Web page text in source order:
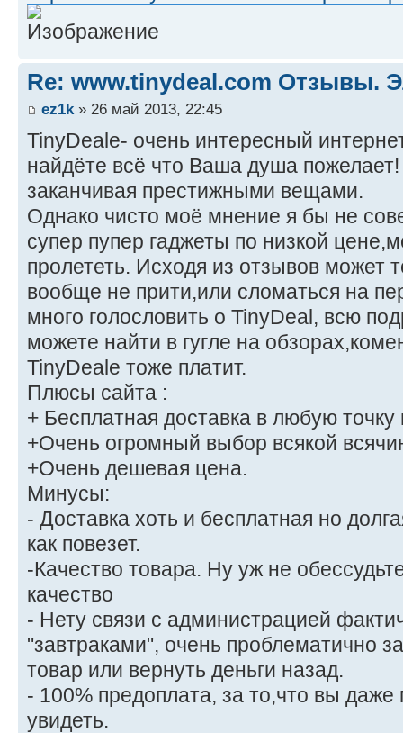
Re: www.tinydeal.com Отзывы.
ez1k » 26 май 2013, 22:45
TinyDeale- очень интересный
найдёте всё что Ваша душа
заканчивая престижными вещами.
Однако чисто моё мнение я бы не
супер пупер гаджеты по низкой
пролететь. Исходя из отзывов может
вообще не прити,или сломаться на
много голословить о TinyDeal, всю
можете найти в гугле на
TinyDeale тоже платит.
Плюсы сайта :
+ Бесплатная доставка в любую
+Очень огромный выбор всякой
+Очень дешевая цена.
Минусы:
- Доставка хоть и бесплатная но
как повезет.
-Качество товара. Ну уж не
качество
- Нету связи с администрацией
"завтраками", очень проблематично
товар или вернуть деньги назад.
- 100% предоплата, за то,что вы даже
увидеть.